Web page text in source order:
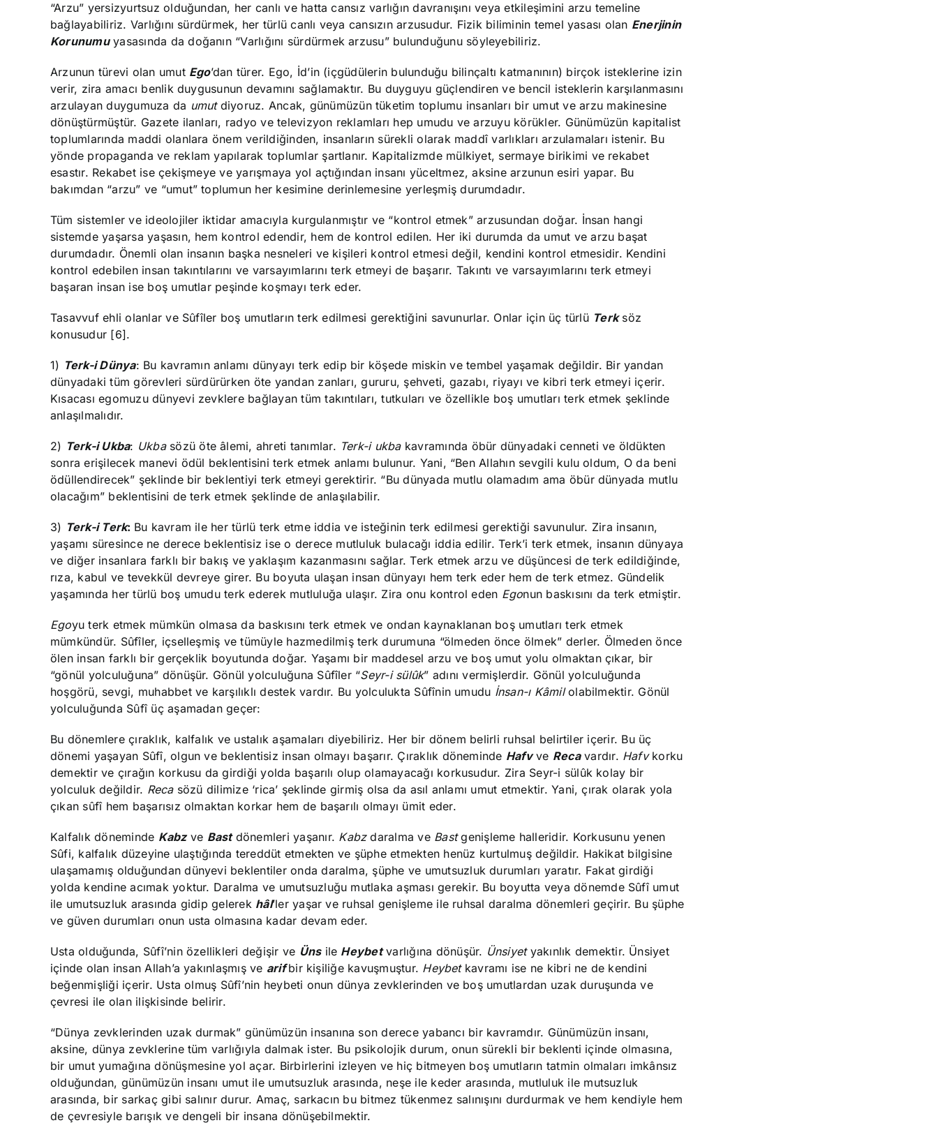
“Arzu” yersizyurtsuz olduğundan, her canlı ve hatta cansız varlığın davranışını veya etkileşimini arzu temeline
bağlayabiliriz. Varlığını sürdürmek, her türlü canlı veya cansızın arzusudur. Fizik biliminin temel yasası olan Enerjinin
Korunumuyasasında da doğanın “Varlığını sürdürmek arzusu” bulunduğunu söyleyebiliriz.
Arzunun türevi olan umut Ego’dan türer. Ego, İd’in (içgüdülerin bulunduğu bilinçaltı katmanının) birçok isteklerine izin
verir, zira amacı benlik duygusunun devamını sağlamaktır. Bu duyguyu güçlendiren ve bencil isteklerin karşılanmasını
arzulayan duygumuza da umutdiyoruz. Ancak, günümüzün tüketim toplumu insanları bir umut ve arzu makinesine
dönüştürmüştür. Gazete ilanları, radyo ve televizyon reklamları hep umudu ve arzuyu körükler. Günümüzün kapitalist
toplumlarında maddi olanlara önem verildiğinden, insanların sürekli olarak maddî varlıkları arzulamaları istenir. Bu
yönde propaganda ve reklam yapılarak toplumlar şartlanır. Kapitalizmde mülkiyet, sermaye birikimi ve rekabet
esastır. Rekabet ise çekişmeye ve yarışmaya yol açtığından insanı yüceltmez, aksine arzunun esiri yapar. Bu
bakımdan “arzu” ve “umut” toplumun her kesimine derinlemesine yerleşmiş durumdadır.
Tüm sistemler ve ideolojiler iktidar amacıyla kurgulanmıştır ve “kontrol etmek” arzusundan doğar. İnsan hangi
sistemde yaşarsa yaşasın, hem kontrol edendir, hem de kontrol edilen. Her iki durumda da umut ve arzu başat
durumdadır. Önemli olan insanın başka nesneleri ve kişileri kontrol etmesi değil, kendini kontrol etmesidir. Kendini
kontrol edebilen insan takıntılarını ve varsayımlarını terk etmeyi de başarır. Takıntı ve varsayımlarını terk etmeyi
başaran insan ise boş umutlar peşinde koşmayı terk eder.
Tasavvuf ehli olanlar ve Sûfîler boş umutların terk edilmesi gerektiğini savunurlar. Onlar için üç türlü Terksöz
konusudur [6].
1) Terk-i Dünya: Bu kavramın anlamı dünyayı terk edip bir köşede miskin ve tembel yaşamak değildir. Bir yandan
dünyadaki tüm görevleri sürdürürken öte yandan zanları, gururu, şehveti, gazabı, riyayı ve kibri terk etmeyi içerir.
Kısacası egomuzu dünyevi zevklere bağlayan tüm takıntıları, tutkuları ve özellikle boş umutları terk etmek şeklinde
anlaşılmalıdır.
2) Terk-i Ukba: Ukbasözü öte âlemi, ahreti tanımlar. Terk-i ukbakavramında öbür dünyadaki cenneti ve öldükten
sonra erişilecek manevi ödül beklentisini terk etmek anlamı bulunur. Yani, “Ben Allahın sevgili kulu oldum, O da beni
ödüllendirecek” şeklinde bir beklentiyi terk etmeyi gerektirir. “Bu dünyada mutlu olamadım ama öbür dünyada mutlu
olacağım” beklentisini de terk etmek şeklinde de anlaşılabilir.
3) Terk-i Terk: Bu kavram ile her türlü terk etme iddia ve isteğinin terk edilmesi gerektiği savunulur. Zira insanın,
yaşamı süresince ne derece beklentisiz ise o derece mutluluk bulacağı iddia edilir. Terk’i terk etmek, insanın dünyaya
ve diğer insanlara farklı bir bakış ve yaklaşım kazanmasını sağlar. Terk etmek arzu ve düşüncesi de terk edildiğinde,
rıza, kabul ve tevekkül devreye girer. Bu boyuta ulaşan insan dünyayı hem terk eder hem de terk etmez. Gündelik
yaşamında her türlü boş umudu terk ederek mutluluğa ulaşır. Zira onu kontrol eden Egonun baskısını da terk etmiştir.
Egoyu terk etmek mümkün olmasa da baskısını terk etmek ve ondan kaynaklanan boş umutları terk etmek
mümkündür. Sûfîler, içselleşmiş ve tümüyle hazmedilmiş terk durumuna “ölmeden önce ölmek” derler. Ölmeden önce
ölen insan farklı bir gerçeklik boyutunda doğar. Yaşamı bir maddesel arzu ve boş umut yolu olmaktan çıkar, bir
“gönül yolculuğuna” dönüşür. Gönül yolculuğuna Sûfîler “Seyr-i sülûk” adını vermişlerdir. Gönül yolculuğunda
hoşgörü, sevgi, muhabbet ve karşılıklı destek vardır. Bu yolculukta Sûfînin umudu İnsan-ı Kâmilolabilmektir. Gönül
yolculuğunda Sûfî üç aşamadan geçer:
Bu dönemlere çıraklık, kalfalık ve ustalık aşamaları diyebiliriz. Her bir dönem belirli ruhsal belirtiler içerir. Bu üç
dönemi yaşayan Sûfî, olgun ve beklentisiz insan olmayı başarır. Çıraklık döneminde Hafvve Recavardır. Hafvkorku
demektir ve çırağın korkusu da girdiği yolda başarılı olup olamayacağı korkusudur. Zira Seyr-i sülûk kolay bir
yolculuk değildir. Recasözü dilimize ‘rica’ şeklinde girmiş olsa da asıl anlamı umut etmektir. Yani, çırak olarak yola
çıkan sûfî hem başarısız olmaktan korkar hem de başarılı olmayı ümit eder.
Kalfalık döneminde Kabzve Bastdönemleri yaşanır. Kabzdaralma ve Bastgenişleme halleridir. Korkusunu yenen
Sûfi, kalfalık düzeyine ulaştığında tereddüt etmekten ve şüphe etmekten henüz kurtulmuş değildir. Hakikat bilgisine
ulaşamamış olduğundan dünyevi beklentiler onda daralma, şüphe ve umutsuzluk durumları yaratır. Fakat girdiği
yolda kendine acımak yoktur. Daralma ve umutsuzluğu mutlaka aşması gerekir. Bu boyutta veya dönemde Sûfî umut
ile umutsuzluk arasında gidip gelerek hâl’ler yaşar ve ruhsal genişleme ile ruhsal daralma dönemleri geçirir. Bu şüphe
ve güven durumları onun usta olmasına kadar devam eder.
Usta olduğunda, Sûfî’nin özellikleri değişir ve Ünsile Heybetvarlığına dönüşür. Ünsiyetyakınlık demektir. Ünsiyet
içinde olan insan Allah’a yakınlaşmış ve arifbir kişiliğe kavuşmuştur. Heybetkavramı ise ne kibri ne de kendini
beğenmişliği içerir. Usta olmuş Sûfî’nin heybeti onun dünya zevklerinden ve boş umutlardan uzak duruşunda ve
çevresi ile olan ilişkisinde belirir.
“Dünya zevklerinden uzak durmak” günümüzün insanına son derece yabancı bir kavramdır. Günümüzün insanı,
aksine, dünya zevklerine tüm varlığıyla dalmak ister. Bu psikolojik durum, onun sürekli bir beklenti içinde olmasına,
bir umut yumağına dönüşmesine yol açar. Birbirlerini izleyen ve hiç bitmeyen boş umutların tatmin olmaları imkânsız
olduğundan, günümüzün insanı umut ile umutsuzluk arasında, neşe ile keder arasında, mutluluk ile mutsuzluk
arasında, bir sarkaç gibi salınır durur. Amaç, sarkacın bu bitmez tükenmez salınışını durdurmak ve hem kendiyle hem
de çevresiyle barışık ve dengeli bir insana dönüşebilmektir.